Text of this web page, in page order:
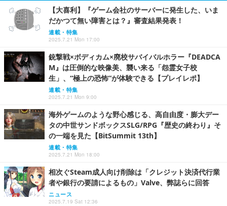
【大喜利】『ゲーム会社のサーバーに発生した、いま
だかつて無い障害とは？』審査結果発表！
連載・特集
2025.7.21 Mon 17:00
銃撃戦×ボディカム×廃校サバイバルホラー『DEADCA
M』は圧倒的な映像美、襲い来る「怨霊女子校
生」、“極上の恐怖”が体験できる【プレイレポ】
連載・特集
2025.7.21 Mon 9:00
海外ゲームのような野心感じる、高自由度・膨大デー
タの中世サンドボックスSLG/RPG『歴史の終わり』そ
の一端を見た【BitSummit 13th】
連載・特集
2025.7.21 Mon 18:00
相次ぐSteam成人向け削除は「クレジット決済代行業
者や銀行の要請によるもの」Valve、弊誌らに回答
ニュース
2025.7.19 Sat 12:36